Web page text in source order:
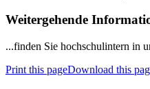
Weitergehende
...finden Sie hochschulintern in
Print this pageDownload this